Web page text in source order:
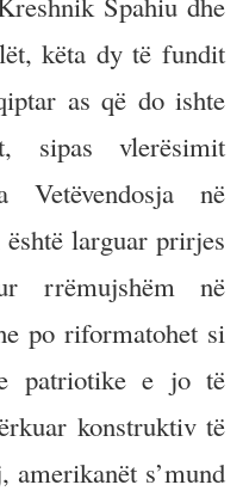
këta dy të fundit
as që do ishte
sipas vlerësimit
Vetëvendosja në
larguar prirjes
rrëmujshëm në
po riformatohet si
patriotike e jo të
konstruktiv të
amerikanët s’mund